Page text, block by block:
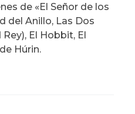
de «El Señor de los
del Anillo, Las Dos
El Hobbit, El
Húrin.